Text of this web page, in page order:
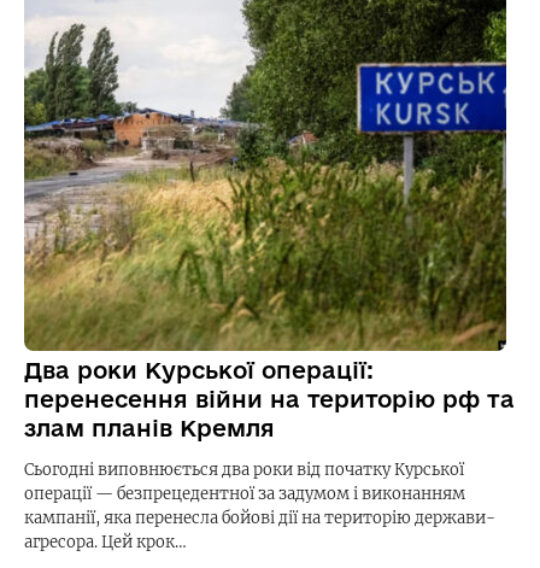
Два роки Курської операції:
перенесення війни на територію рф та
злам планів Кремля
Сьогодні виповнюється два роки від початку Курської
операції — безпрецедентної за задумом і виконанням
кампанії, яка перенесла бойові дії на територію держави-
агресора. Цей крок…